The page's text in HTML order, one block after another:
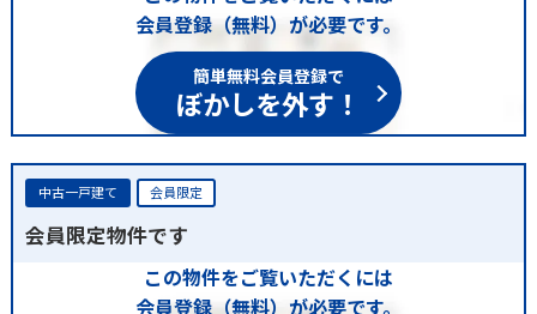
会員登録（無料）が必要です。
簡単無料会員登録で
ぼかしを外す！
中古一戸建て 会員限定
会員限定物件です
この物件をご覧いただくには
会員登録（無料）が必要です。